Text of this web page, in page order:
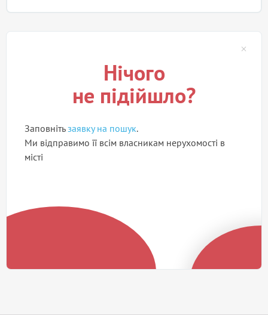
Нічого
не підійшло?
Заповнітьзаявку на пошук.
Ми відправимо її всім власникам нерухомості в
місті